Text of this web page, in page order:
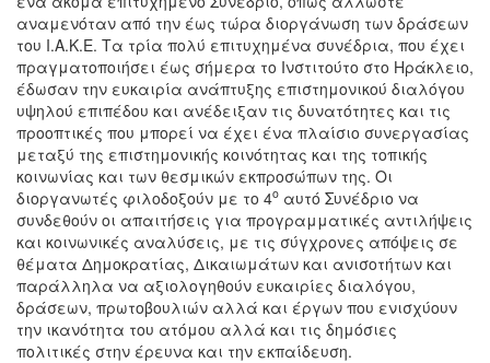
αναμενόταν από την έως τώρα διοργάνωση των δράσεων
του Ι.Α.Κ.Ε. Τα τρία πολύ επιτυχημένα συνέδρια, που έχει
πραγματοποιήσει έως σήμερα το Ινστιτούτο στο Ηράκλειο,
έδωσαν την ευκαιρία ανάπτυξης επιστημονικού διαλόγου
υψηλού επιπέδου και ανέδειξαν τις δυνατότητες και τις
προοπτικές που μπορεί να έχει ένα πλαίσιο συνεργασίας
μεταξύ της επιστημονικής κοινότητας και της τοπικής
κοινωνίας και των θεσμικών εκπροσώπων της. Οι
διοργανωτές φιλοδοξούν με το 4ο αυτό Συνέδριο να
συνδεθούν οι απαιτήσεις για προγραμματικές αντιλήψεις
και κοινωνικές αναλύσεις, με τις σύγχρονες απόψεις σε
θέματα Δημοκρατίας, Δικαιωμάτων και ανισοτήτων και
παράλληλα να αξιολογηθούν ευκαιρίες διαλόγου,
δράσεων, πρωτοβουλιών αλλά και έργων που ενισχύουν
την ικανότητα του ατόμου αλλά και τις δημόσιες
πολιτικές στην έρευνα και την εκπαίδευση.